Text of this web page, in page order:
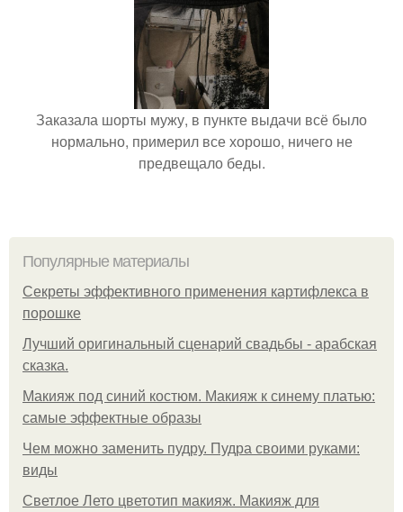
Заказала шорты мужу, в пункте выдачи всё было
нормально, примерил все хорошо, ничего не
предвещало беды.
Популярные материалы
Секреты эффективного применения картифлекса в
порошке
Лучший оригинальный сценарий свадьбы - арабская
сказка.
Макияж под синий костюм. Макияж к синему платью:
самые эффектные образы
Чем можно заменить пудру. Пудра своими руками:
виды
Светлое Лето цветотип макияж. Макияж для